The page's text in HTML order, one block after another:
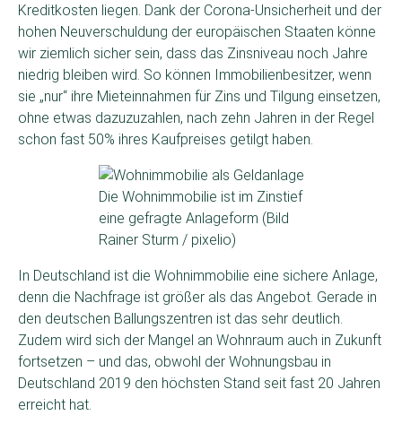
Kreditkosten liegen. Dank der Corona-Unsicherheit und der
hohen Neuverschuldung der europäischen Staaten könne
wir ziemlich sicher sein, dass das Zinsniveau noch Jahre
niedrig bleiben wird. So können Immobilienbesitzer, wenn
sie „nur“ ihre Mieteinnahmen für Zins und Tilgung einsetzen,
ohne etwas dazuzuzahlen, nach zehn Jahren in der Regel
schon fast 50% ihres Kaufpreises getilgt haben.
Die Wohnimmobilie ist im Zinstief
eine gefragte Anlageform (Bild
Rainer Sturm / pixelio)
In Deutschland ist die Wohnimmobilie eine sichere Anlage,
denn die Nachfrage ist größer als das Angebot. Gerade in
den deutschen Ballungszentren ist das sehr deutlich.
Zudem wird sich der Mangel an Wohnraum auch in Zukunft
fortsetzen – und das, obwohl der Wohnungsbau in
Deutschland 2019 den höchsten Stand seit fast 20 Jahren
erreicht hat.